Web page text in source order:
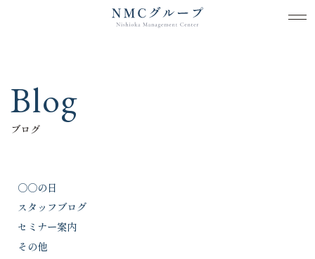
ブログ
Blog
○○の日
スタッフブログ
セミナー案内
その他